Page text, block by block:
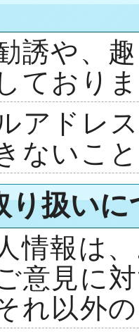
誘や、
ており
アドレ
ないこ
り扱いに
情報は
意見に
れ以外